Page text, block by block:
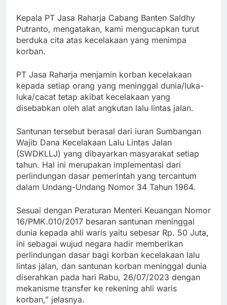
Kepala PT Jasa Raharja Cabang Banten Saldhy
Putranto, mengatakan, kami mengucapkan turut
berduka cita atas kecelakaan yang menimpa
korban.
PT Jasa Raharja menjamin korban kecelakaan
kepada setiap orang yang meninggal dunia/luka-
luka/cacat tetap akibat kecelakaan yang
disebabkan oleh alat angkutan lalu lintas jalan.
Santunan tersebut berasal dari iuran Sumbangan
Wajib Dana Kecelakaan Lalu Lintas Jalan
(SWDKLLJ) yang dibayarkan masyarakat setiap
tahun. Hal ini merupakan implementasi dari
perlindungan dasar pemerintah yang tercantum
dalam Undang-Undang Nomor 34 Tahun 1964.
Sesuai dengan Peraturan Menteri Keuangan Nomor
16/PMK.010/2017 besaran santunan meninggal
dunia kepada ahli waris yaitu sebesar Rp. 50 Juta,
ini sebagai wujud negara hadir memberikan
perlindungan dasar bagi korban kecelakaan lalu
lintas jalan, dan santunan korban meninggal dunia
diserahkan pada hari Rabu, 26/07/2023 dengan
mekanisme transfer ke rekening ahli waris
korban,” jelasnya.